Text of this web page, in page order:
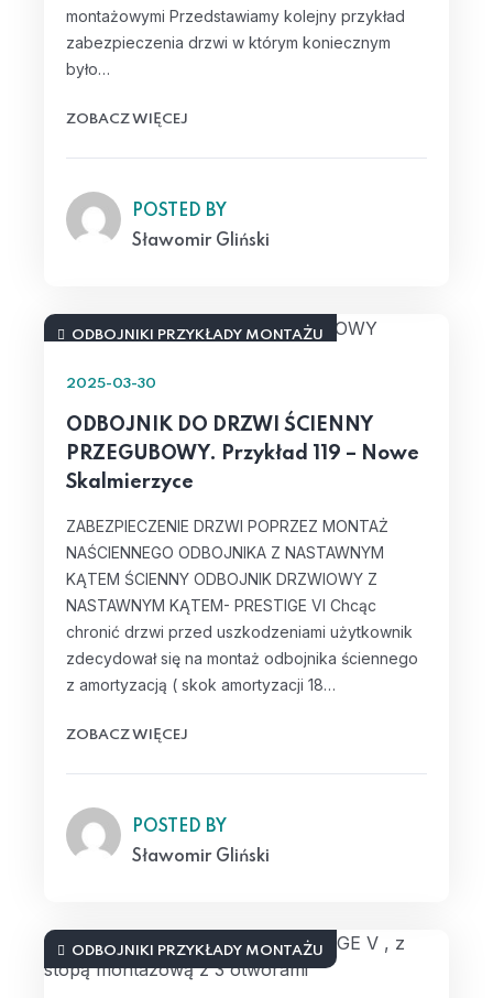
montażowymi Przedstawiamy kolejny przykład
zabezpieczenia drzwi w którym koniecznym
było…
ZOBACZ WIĘCEJ
POSTED BY
Sławomir Gliński
ODBOJNIKI PRZYKŁADY MONTAŻU
2025-03-30
ODBOJNIK DO DRZWI ŚCIENNY
PRZEGUBOWY. Przykład 119 – Nowe
Skalmierzyce
ZABEZPIECZENIE DRZWI POPRZEZ MONTAŻ
NAŚCIENNEGO ODBOJNIKA Z NASTAWNYM
KĄTEM ŚCIENNY ODBOJNIK DRZWIOWY Z
NASTAWNYM KĄTEM- PRESTIGE VI Chcąc
chronić drzwi przed uszkodzeniami użytkownik
zdecydował się na montaż odbojnika ściennego
z amortyzacją ( skok amortyzacji 18…
ZOBACZ WIĘCEJ
POSTED BY
Sławomir Gliński
ODBOJNIKI PRZYKŁADY MONTAŻU